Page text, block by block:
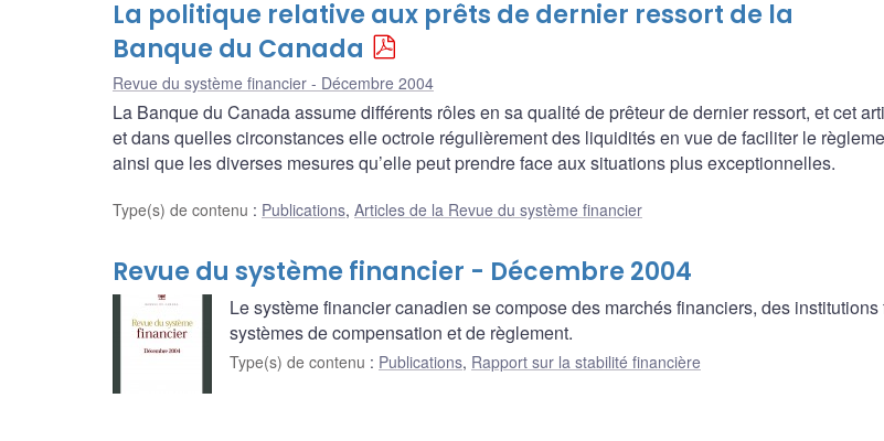
La politique relative aux prêts de dernier ressort de la
Banque du Canada
Revue du système financier - Décembre 2004
La Banque du Canada assume différents rôles en sa qualité de prêteur de dernier ressort, et cet
et dans quelles circonstances elle octroie régulièrement des liquidités en vue de faciliter le
ainsi que les diverses mesures qu’elle peut prendre face aux situations plus exceptionnelles.
Type(s) de contenu : Publications, Articles de la Revue du système financier
Revue du système financier - Décembre 2004
Le système financier canadien se compose des marchés financiers, des
systèmes de compensation et de règlement.
Type(s) de contenu : Publications, Rapport sur la stabilité financière